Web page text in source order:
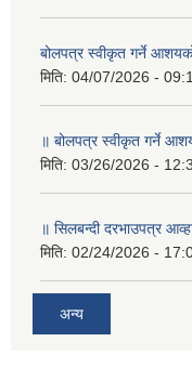
बोलपत्र स्वीकृत गर्ने
मिति: 04/07/2026 -
॥ बोलपत्र स्वीकृत गर्ने
मिति: 03/26/2026 -
॥ सिलबन्दी दरभाउपत्र
मिति: 02/24/2026 -
अन्य